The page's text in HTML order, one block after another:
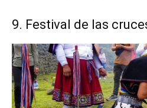
9. Festival de las